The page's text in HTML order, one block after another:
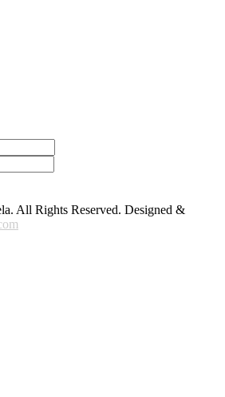
All Rights Reserved. Designed &